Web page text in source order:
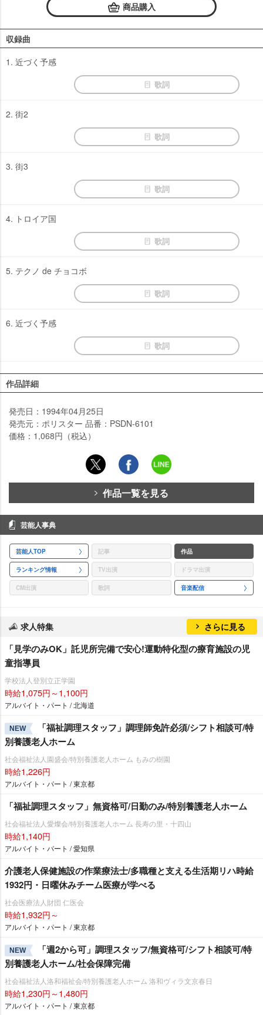
商品購入
収録曲
1. 近づく予感
歌詞
2. 街2
歌詞
3. 街3
歌詞
4. トロイア国
歌詞
5. テクノ de チョコボ
歌詞
6. 近づく予感
歌詞
作品詳細
発売日：1994年04月25日
発売元：ポリスター 品番：PSDN-6101
価格：1,068円（税込）
作品一覧を見る
芸能人事典
芸能人TOP 記事 作品
ランキング情報 TV出演 ドラマ出演
CM出演 歌詞 音楽配信
求人特集 さらに見る
「見学のみOK」託児所完備で安心!運動特化型の療育施設の児
童指導員
学校法人登別立正学園
時給1,075円～1,100円
アルバイト・パート / 北海道
NEW
「福祉調理スタッフ」調理師免許必須/シフト相談可/特
別養護老人ホーム
社会福祉法人園盛会/特別養護老人ホーム もみの樹園
時給1,226円
アルバイト・パート / 東京都
「福祉調理スタッフ」無資格可/日勤のみ/特別養護老人ホーム
社会福祉法人愛燦会/特別養護老人ホーム 長寿の里・十四山
時給1,140円
アルバイト・パート / 愛知県
介護老人保健施設の作業療法士/多職種と支える生活期リハ時給
1932円・日曜休みチーム医療が学べる
社会医療法人財団 仁医会
時給1,932円～
アルバイト・パート / 東京都
NEW
「週2から可」調理スタッフ/無資格可/シフト相談可/特
別養護老人ホーム/社会保障完備
社会福祉法人洛和福祉会/特別養護老人ホーム 洛和ヴィラ文京春日
時給1,230円～1,480円
アルバイト・パート / 東京都